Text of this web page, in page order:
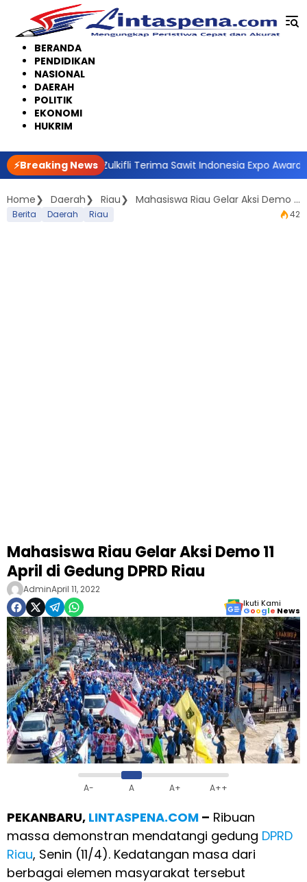
konten
BERANDA
PENDIDIKAN
NASIONAL
DAERAH
POLITIK
EKONOMI
HUKRIM
⚡Breaking News
Afni Zulkifli Terima Sawit Indonesia Expo Award 2026
Home Daerah Riau Mahasiswa Riau Gelar Aksi Demo 11 April di Gedung DPRD Riau
Berita Daerah Riau 42
Mahasiswa Riau Gelar Aksi Demo 11
April di Gedung DPRD Riau
AdminApril 11, 2022
Ikuti Kami
Google News
A- A A+ A++
PEKANBARU, LINTASPENA.COM – Ribuan
massa demonstran mendatangi gedung DPRD
Riau, Senin (11/4). Kedatangan masa dari
berbagai elemen masyarakat tersebut